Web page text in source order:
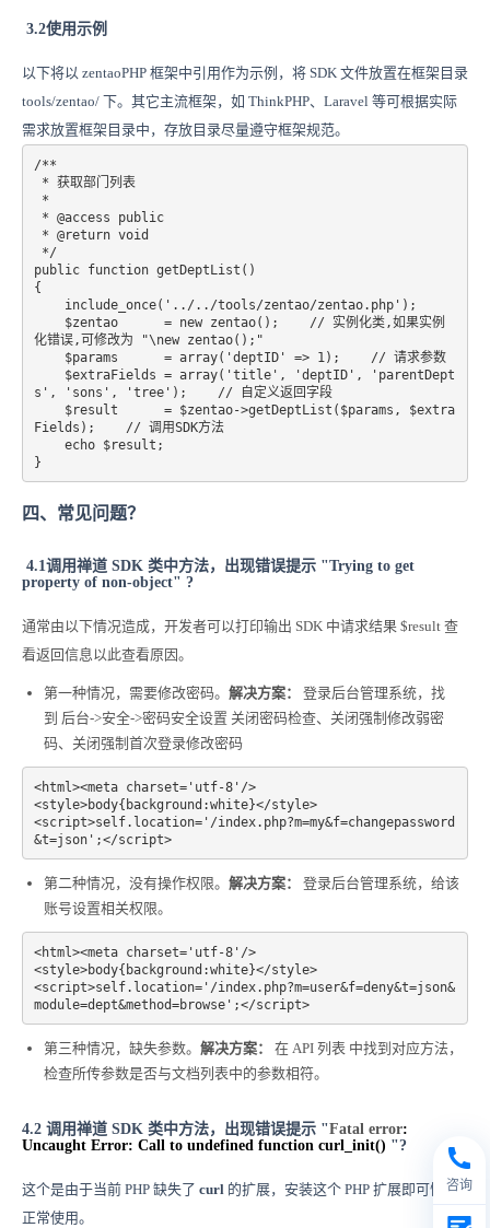
3.2使用示例
以下将以 zentaoPHP 框架中引用作为示例，将 SDK 文件放置在框架目录
tools/zentao/ 下。其它主流框架，如 ThinkPHP、Laravel 等可根据实际
需求放置框架目录中，存放目录尽量遵守框架规范。
/**
public function getDeptList()
{
化错误,可修改为 "\new zentao();"
s', 'sons', 'tree');    // 自定义返回字段
Fields);    // 调用SDK方法
}
四、常见问题？
4.1调用禅道 SDK 类中方法，出现错误提示 "Trying to get
property of non-object" ?
通常由以下情况造成，开发者可以打印输出 SDK 中请求结果 $result 查
看返回信息以此查看原因。
第一种情况，需要修改密码。 解决方案：
登录后台管理系统，找
到 后台->安全->密码安全设置 关闭密码检查、关闭强制修改弱密
码、关闭强制首次登录修改密码
<html><meta charset='utf-8'/>
<style>body{background:white}</style>
<script>self.location='/index.php?m=my&f=changepassword
&t=json';</script>
第二种情况，没有操作权限。 解决方案：
登录后台管理系统，给该
账号设置相关权限。
<html><meta charset='utf-8'/>
<style>body{background:white}</style>
<script>self.location='/index.php?m=user&f=deny&t=json&
module=dept&method=browse';</script>
第三种情况，缺失参数。 解决方案： 在 API 列表 中找到对应方法，
检查所传参数是否与文档列表中的参数相符。
4.2 调用禅道 SDK 类中方法，出现错误提示 "Fatal error:
Uncaught Error: Call to undefined function curl_init() "?
这个是由于当前 PHP 缺失了 curl 的扩展，安装这个 PHP 扩展即可恢复
正常使用。
咨询